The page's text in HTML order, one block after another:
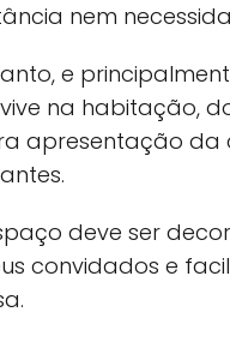
nem
e
na habitação,
apresentação da
deve ser
convidados e